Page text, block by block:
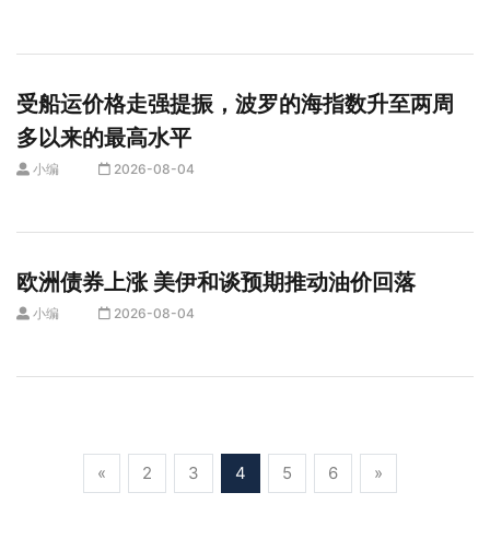
受船运价格走强提振，波罗的海指数升至两周
多以来的最高水平
小编 2026-08-04
欧洲债券上涨 美伊和谈预期推动油价回落
小编 2026-08-04
« 2 3 4 5 6 »